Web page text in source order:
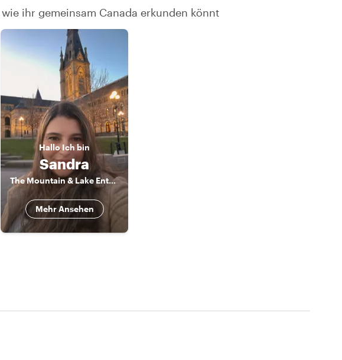
ihr gemeinsam Canada erkunden könnt
Hallo Ich bin
Sandra
The Mountain & Lake Enthusiast
Mehr Ansehen